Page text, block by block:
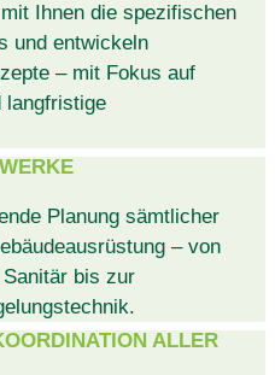
Ihnen die spezifischen
und entwickeln
– mit Fokus auf
langfristige
Planung sämtlicher
– von
bis zur
ALLER